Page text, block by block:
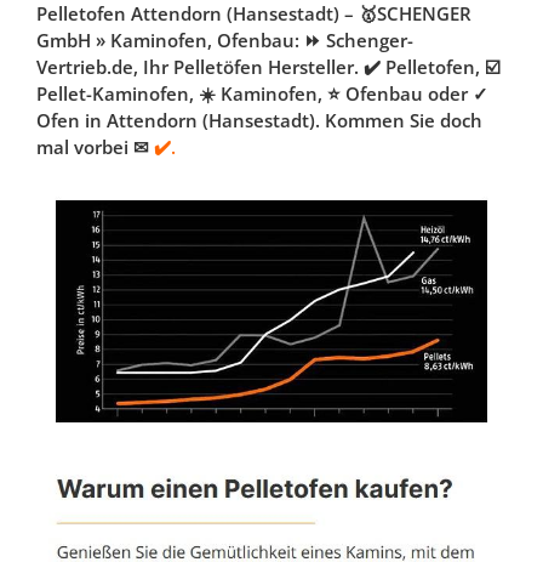
Pelletofen Attendorn (Hansestadt) – 🥇SCHENGER
GmbH » Kaminofen, Ofenbau: ⏩ Schenger-
Vertrieb.de, Ihr Pelletöfen Hersteller. ✔️ Pelletofen, ☑️
Pellet-Kaminofen, ☀️ Kaminofen, ⭐ Ofenbau oder ✓
Ofen in Attendorn (Hansestadt). Kommen Sie doch
mal vorbei ✉ ✔️.